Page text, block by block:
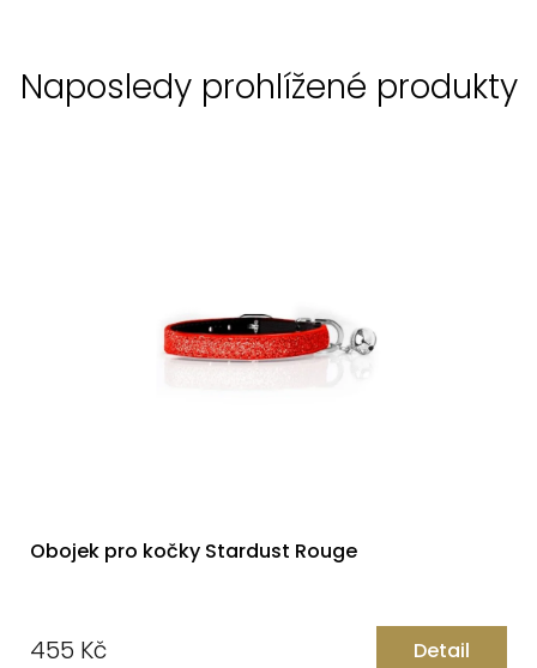
Naposledy prohlížené produkty
Obojek pro kočky Stardust Rouge
455 Kč Detail